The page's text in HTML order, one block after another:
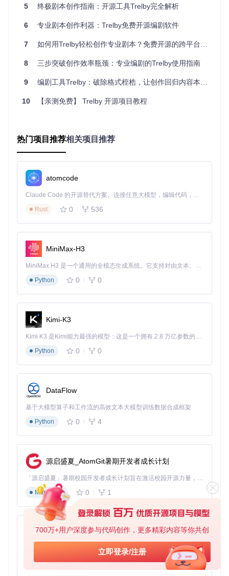
700万+用户深度参与代码创作，更多精彩内容等你共创
立即登录/注册
作
多
转
如何用技术亮点提升Trelby的使用体验？
Trelby的诸多技术亮点，为用户带来优质使用体验。
其自动完成系统采用TF-IDF算法，分析输入内容学习创作习
理核心的PML标记语言，比XML简洁、比纯文本结构化，方便
排功能自动更新场景编号，保证逻辑连贯。
创意管理
Trelby可帮助你管理创意。创建项目后，用场景导航功能（pa
gelist.py
免灵感丢失，你可专注发散创意。
实践操作
克隆项目仓库： git clone https://gitcode.com/gh
启动程序：运行python trelby.py
个性化设置：进入设置界面（
捷键、字体方案和自动保存间隔。
戏剧导演张导
ns.py）帮演员理解走位，排练效率提高不少。”
编剧培训师李老师：“教学生剧本写作，Trelby的自动格式功能
让他们专注结构学习，学生进步快了很多。”
你在剧本创作中遇到过哪些工具使用问题？欢迎分享你的创作
工具使用体验。
trelby 下载源代码
项目地址：https://gitcode.com/gh_mirrors/tr/trelby
5 终极剧本创作指南：开源工具Trelby完全解析
6 专业剧本创作利器：Trelby免费开源编剧软件
7 如何用Trelby轻松创作专业剧本？免费开源的跨平台编剧神器全攻略 🎬
8 三步突破创作效率瓶颈：专业编剧的Trelby使用指南
9 编剧工具Trelby：破除格式桎梏，让创作回归内容本质的开源解决方案
10 【亲测免费】 Trelby 开源项目教程
热门项目推荐相关项目推荐
atomcode
Claude Code 的开源替代方案。连接任意大模型，编辑代码，运行命令，自动验证 — 全自动执行。用 Rust 构建，极致性能。 ｜ An open-source alternative to Claude Code. Connect any LLM, edit code, run commands, and verify changes — autonomously. Built in Rust for speed. Get Started
Rust
0 536
MiniMax-H3
MiniMax H3 是一个通用的全模态生成系统。它支持对由文本、图像、视频和音频组成的多模态上下文进行统一理解，并能生成分辨率高达 2K、时长可达 15 秒的带原生立体声音频的视频。得益于面向任务泛化的系统设计，H3 在预训练阶段就已具备广泛的多模态上下文理解与生成能力，能够出色地执行复杂的多模态指令。
Python
0 0
Kimi-K3
Kimi K3 是Kimi能力最强的模型：这是一个拥有 2.8 万亿参数的混合专家（MoE）模型，具备原生视觉理解能力，并支持 100 万 token 的上下文窗口。
Python
0 0
DataFlow
基于大模型算子和工作流的高效文本大模型训练数据合成框架
Python
0 4
源启盛夏_AtomGit暑期开发者成长计划
「源启盛夏」暑期校园开发者成长计划旨在激活校园开源力量，通过积分激励、认证扶持、资源倾斜等形式，引导高校组织和开发者完成「入驻 — 建项目 — 做贡献 — 获认证 — 得资源」的完整闭环。无论你是想带领社团入驻平台的组织者，还是希望用代码贡献证明自己的开发者，都能在这里找到属于你的成长路径。
Markdown
0 1
py-xiaozhi
基于Python的Xiaozhi AI，适用于想要完整Xiaozhi体验而无需拥有专用硬件的用户。
Python
0 1